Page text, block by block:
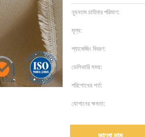
ন্যূনতম চাহিদার পরিমাণ:
মূল্য:
প্যাকেজিং বিবরণ:
ডেলিভারি সময়:
পরিশোধের শর্ত:
যোগানের ক্ষমতা: